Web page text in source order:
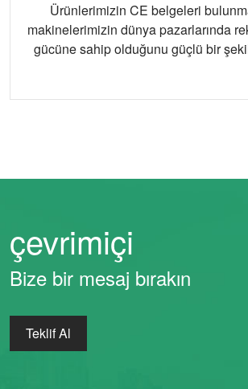
Ürünlerimizin CE belgeleri
makinelerimizin dünya pazarlarında
gücüne sahip olduğunu güçlü bir
çevrimiçi
Bize bir mesaj bırakın
Teklif Al